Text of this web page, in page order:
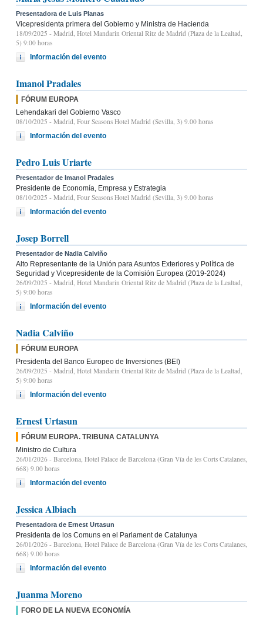
Presentadora de Luis Planas
Vicepresidenta primera del Gobierno y Ministra de Hacienda
18/09/2025 - Madrid, Hotel Mandarin Oriental Ritz de Madrid (Plaza de la Lealtad,
5) 9:00 horas
Información del evento
Imanol Pradales
FÓRUM EUROPA
Lehendakari del Gobierno Vasco
08/10/2025 - Madrid, Four Seasons Hotel Madrid (Sevilla, 3) 9.00 horas
Información del evento
Pedro Luis Uriarte
Presentador de Imanol Pradales
Presidente de Economía, Empresa y Estrategia
08/10/2025 - Madrid, Four Seasons Hotel Madrid (Sevilla, 3) 9.00 horas
Información del evento
Josep Borrell
Presentador de Nadia Calviño
Alto Representante de la Unión para Asuntos Exteriores y Política de
Seguridad y Vicepresidente de la Comisión Europea (2019-2024)
26/09/2025 - Madrid, Hotel Mandarin Oriental Ritz de Madrid (Plaza de la Lealtad,
5) 9:00 horas
Información del evento
Nadia Calviño
FÓRUM EUROPA
Presidenta del Banco Europeo de Inversiones (BEI)
26/09/2025 - Madrid, Hotel Mandarin Oriental Ritz de Madrid (Plaza de la Lealtad,
5) 9:00 horas
Información del evento
Ernest Urtasun
FÓRUM EUROPA. TRIBUNA CATALUNYA
Ministro de Cultura
26/01/2026 - Barcelona, Hotel Palace de Barcelona (Gran Vía de les Corts Catalanes,
668) 9.00 horas
Información del evento
Jessica Albiach
Presentadora de Ernest Urtasun
Presidenta de los Comuns en el Parlament de Catalunya
26/01/2026 - Barcelona, Hotel Palace de Barcelona (Gran Vía de les Corts Catalanes,
668) 9.00 horas
Información del evento
Juanma Moreno
FORO DE LA NUEVA ECONOMÍA